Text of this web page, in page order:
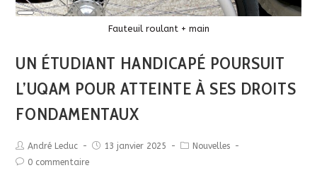
Long
Fauteuil roulant + main
UN ÉTUDIANT HANDICAPÉ POURSUIT
L’UQAM POUR ATTEINTE À SES DROITS
FONDAMENTAUX
André Leduc 13 janvier 2025
Nouvelles
0 commentaire